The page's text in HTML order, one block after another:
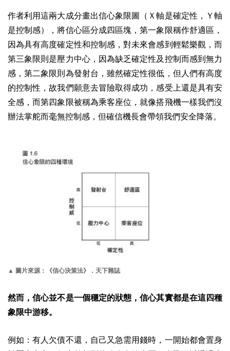
作者利用這兩大成分畫出信心象限圖（ Ｘ軸是確定性， Ｙ軸
是控制感），將信心區分成四區塊，第一象限稱作舒適區，
因為具有高度確定性和控制感，對未來會感到輕鬆樂觀，而
第三象限則是壓力中心，因為缺乏確定性及控制而感到無力
感，第二象限則為發射台，雖然確定性很低，但人們有高度
的控制性，故我們願意去冒險取得成功，感受上還是具有安
全感，而第四象限被稱為乘客座位，就像搭飛機一樣我們沒
辦法掌舵而毫無控制感，但確信機長會帶領我們安全降落。
▲ 圖片來源：《信心決策法》．天下雜誌
然而，信心並不是一個穩定的狀態，信心其實都是在這四種
象限中游移。
例如：有人欠債不還，自己又急需用錢時，一開始都會置身